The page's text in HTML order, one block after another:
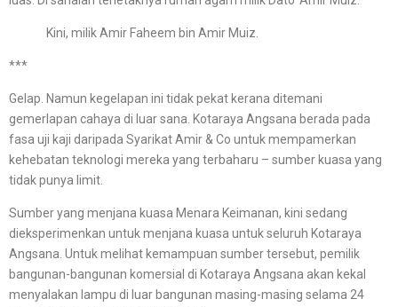
Kini, milik Amir Faheem bin Amir Muiz.
***
Gelap. Namun kegelapan ini tidak pekat kerana ditemani
gemerlapan cahaya di luar sana. Kotaraya Angsana berada pada
fasa uji kaji daripada Syarikat Amir & Co untuk mempamerkan
kehebatan teknologi mereka yang terbaharu – sumber kuasa yang
tidak punya limit.
Sumber yang menjana kuasa Menara Keimanan, kini sedang
dieksperimenkan untuk menjana kuasa untuk seluruh Kotaraya
Angsana. Untuk melihat kemampuan sumber tersebut, pemilik
bangunan-bangunan komersial di Kotaraya Angsana akan kekal
menyalakan lampu di luar bangunan masing-masing selama 24